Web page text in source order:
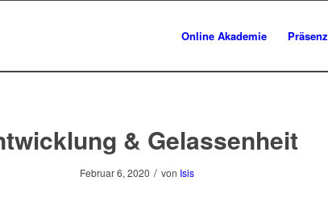
Online Akademie Präsenz
& Gelassenheit
Februar 6, 2020 / von Isis